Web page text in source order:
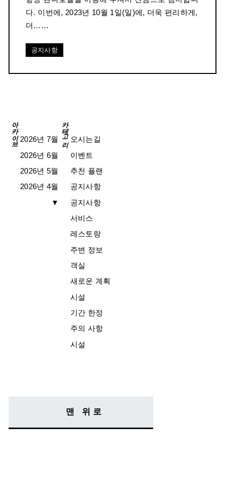
다. 이번에, 2023년 10월 1일(일)에, 더욱 편리하게,
더……
공지사항
아카이브 2026년 7월
2026년 6월
2026년 5월
2026년 4월
▼
카테고리 오시는길
이벤트
추천 플랜
공지사항
공지사항
서비스
레스토랑
주변 정보
객실
새로운 계획
시설
기간 한정
주의 사항
시설
맨 위로